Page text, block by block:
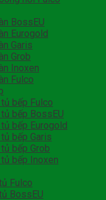
BossEU
Eurogold
Garis
Grob
Inoxen
Fulco
bếp Fulco
bếp BossEU
bếp Eurogold
bếp Garis
bếp Grob
bếp Inoxen
Fulco
BossEU